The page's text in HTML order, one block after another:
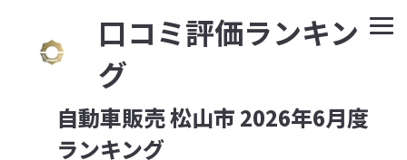
⼝コミ評価ランキン
グ
自動車販売 松山市 2026年6月度
ランキング